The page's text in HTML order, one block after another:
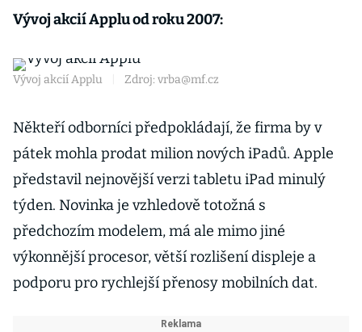
Vývoj akcií Applu od roku 2007:
Vývoj akcií Applu Zdroj: vrba@mf.cz
Někteří odborníci předpokládají, že firma by v
pátek mohla prodat milion nových iPadů. Apple
představil nejnovější verzi tabletu iPad minulý
týden. Novinka je vzhledově totožná s
předchozím modelem, má ale mimo jiné
výkonnější procesor, větší rozlišení displeje a
podporu pro rychlejší přenosy mobilních dat.